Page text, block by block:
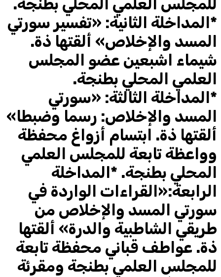
للمجلس العلمي المحلي بطنجة.
*المداخلة الثانية: «تفسير سورتي
المسد والإخلاص» ألقتها ذة.
شيماء اشبعين عضو المجلس
العلمي المحلي بطنجة.
*المداخلة الثالثة: «سورتي
المسد والإخلاص: رسما وضبطا»
ألقتها ذة. ابتسام أزواغ محفظة
وواعظة تابعة للمجلس العلمي
المحلي بطنجة. *المداخلة
الرابعة:«القراءات الواردة في
سورتي المسد والإخلاص من
طريقي الشاطبية والدرة» ألقتها
ذة. عواطف قباني محفظة تابعة
للمجلس العلمي بطنجة ومقرئة